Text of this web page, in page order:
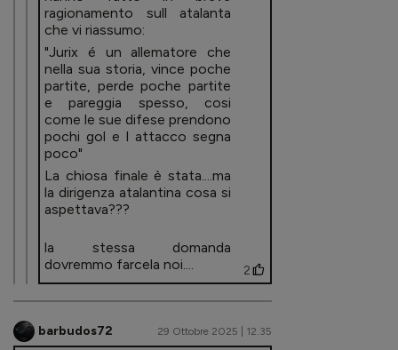
ragionamento sull atalanta
che vi riassumo:
"Jurix é un allematore che
nella sua storia, vince poche
partite, perde poche partite
e pareggia spesso, cosi
come le sue difese prendono
pochi gol e l attacco segna
poco"
La chiosa finale è stata....ma
la dirigenza atalantina cosa si
aspettava???
la stessa domanda
dovremmo farcela noi....
2
barbudos72 29 Ottobre 2025 | 12.35